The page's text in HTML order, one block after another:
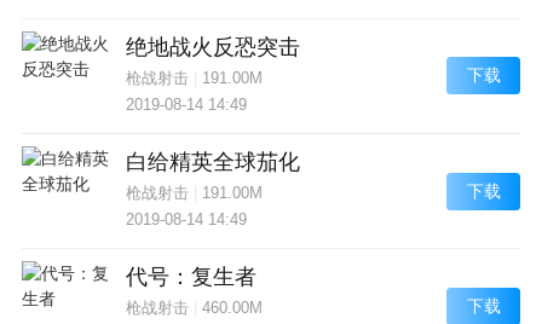
绝地战火反恐突击
枪战射击
191.00M
2019-08-14 14:49
下载
白给精英全球茄化
枪战射击
191.00M
2019-08-14 14:49
下载
代号：复生者
枪战射击
460.00M
下载